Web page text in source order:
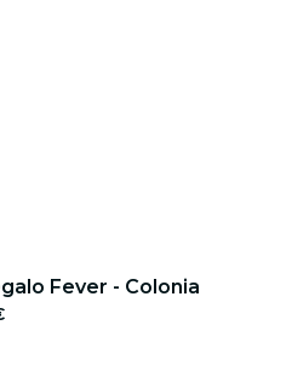
Fever - Colonia